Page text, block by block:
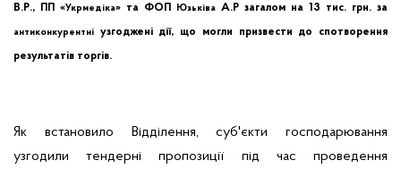
В.Р., ПП «Укрмедіка» та ФОП Юзьківа А.Р загалом на 13 тис. грн. за
антиконкурентні узгоджені дії, що могли призвести до спотворення
результатів торгів.
Як встановило Відділення, суб'єкти господарювання
узгодили тендерні пропозиції під час проведення